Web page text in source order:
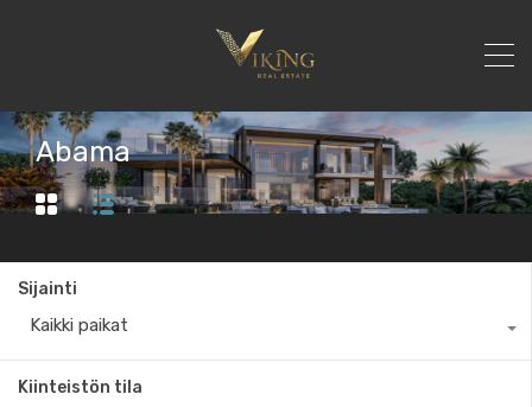
Abama
Sijainti
Kaikki paikat
Kiinteistön tila